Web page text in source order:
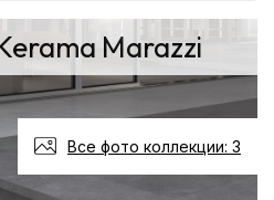
Marazzi
Все фото коллекции: 3